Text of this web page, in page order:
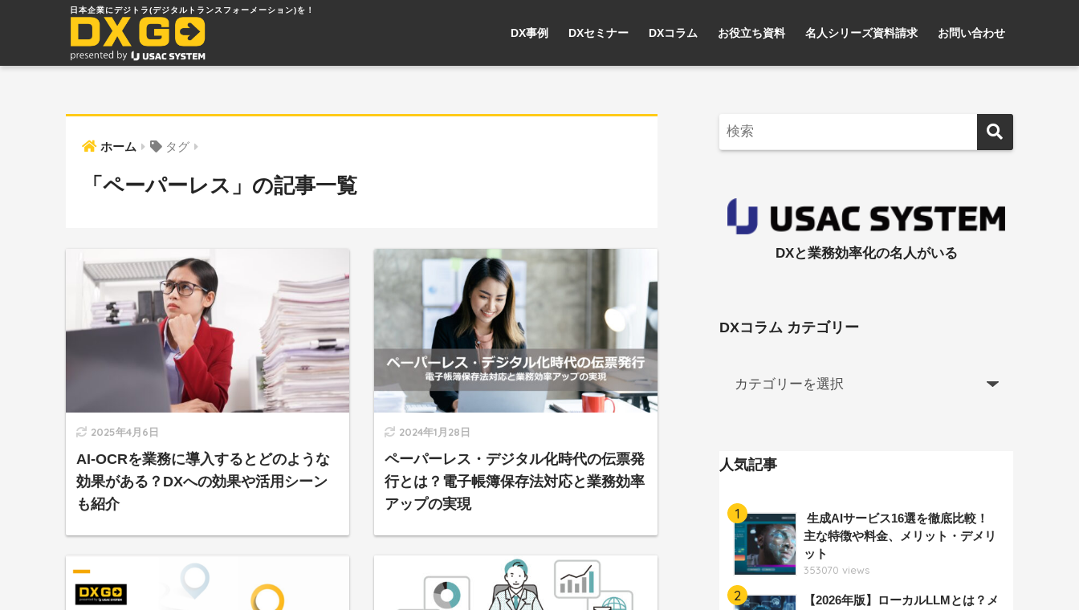
DX事例 DXセミナー DXコラム お役立ち資料 名人シリーズ資料請求 お問い合わせ
ホーム タグ
「ペーパーレス」の記事一覧
2025年4月6日
AI-OCRを業務に導入するとどのような
効果がある？DXへの効果や活用シーン
も紹介
2024年1月28日
ペーパーレス・デジタル化時代の伝票発
行とは？電子帳簿保存法対応と業務効率
アップの実現
DXと業務効率化の名人がいる
DXコラム カテゴリー
人気記事
1
生成AIサービス16選を徹底比較！
主な特徴や料金、メリット・デメリ
ット
353070 views
2
【2026年版】ローカルLLMとは？メ